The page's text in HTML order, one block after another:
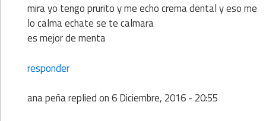
mira yo tengo prurito y me echo crema dental y eso me
lo calma echate se te calmara
es mejor de menta
responder
ana peñareplied on6 Diciembre, 2016 - 20:55